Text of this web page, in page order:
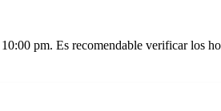
pm. Es recomendable verificar los